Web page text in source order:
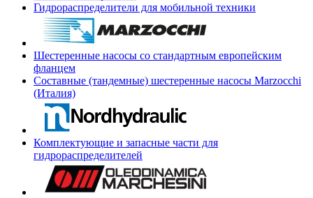
Гидрораспределители для мобильной техники
Шестеренные насосы со стандартным европейским
фланцем
Составные (тандемные) шестеренные насосы Marzocchi
(Италия)
Комплектующие и запасные части для
гидрораспределителей